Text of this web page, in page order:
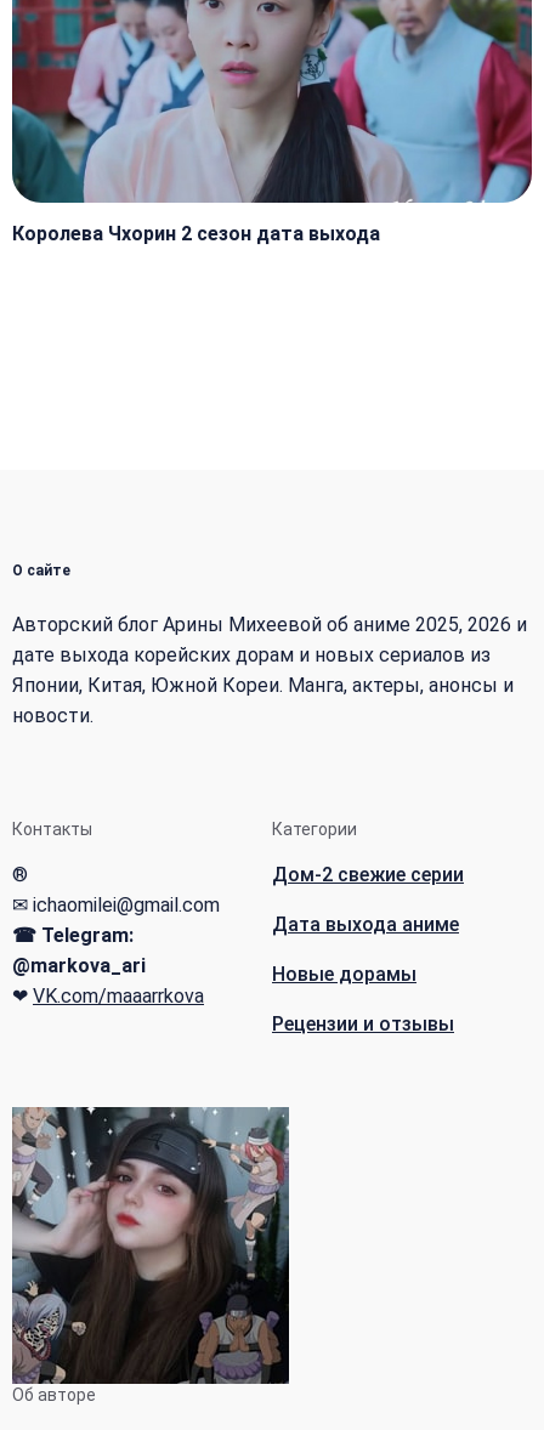
Королева Чхорин 2 сезон дата выхода
О сайте
Авторский блог Арины Михеевой об аниме 2025, 2026 и
дате выхода корейских дорам и новых сериалов из
Японии, Китая, Южной Кореи. Манга, актеры, анонсы и
новости.
Контакты
®
✉ ichaomilei@gmail.com
☎ Telegram:
@markova_ari
❤ VK.com/maaarrkova
Категории
Дом-2 свежие серии
Дата выхода аниме
Новые дорамы
Рецензии и отзывы
Об авторе